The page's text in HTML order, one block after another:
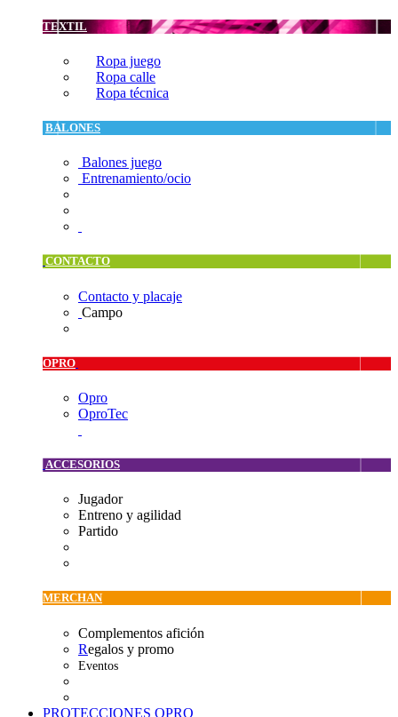
TEXTIL
Ropa juego
Ropa calle
Ropa técnica
BALONES
Balones juego
Entrenamiento/ocio
CONTACTO
Contacto y placaje
Campo
OPRO
Opro
OproTec
ACCESORIOS
Jugador
Entreno y agilidad
Partido
MERCHAN
Complementos afición
Regalos y promo
Eventos
PROTECCIONES OPRO